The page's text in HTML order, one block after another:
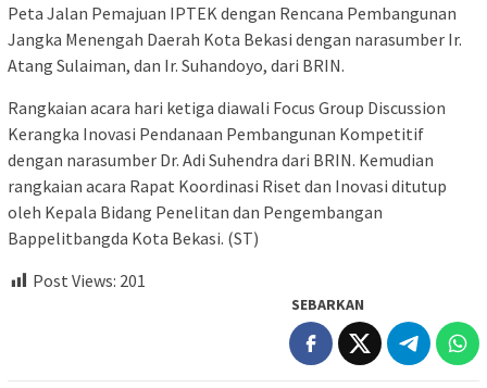
Peta Jalan Pemajuan IPTEK dengan Rencana Pembangunan
Jangka Menengah Daerah Kota Bekasi dengan narasumber Ir.
Atang Sulaiman, dan Ir. Suhandoyo, dari BRIN.
Rangkaian acara hari ketiga diawali Focus Group Discussion
Kerangka Inovasi Pendanaan Pembangunan Kompetitif
dengan narasumber Dr. Adi Suhendra dari BRIN. Kemudian
rangkaian acara Rapat Koordinasi Riset dan Inovasi ditutup
oleh Kepala Bidang Penelitan dan Pengembangan
Bappelitbangda Kota Bekasi. (ST)
Post Views: 201
SEBARKAN